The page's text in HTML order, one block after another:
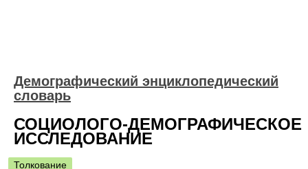
Демографический энциклопедический
словарь
СОЦИOЛОГО-ДЕМОГРАФИЧЕСКОЕ
ИССЛЕДОВАНИЕ
Толкование